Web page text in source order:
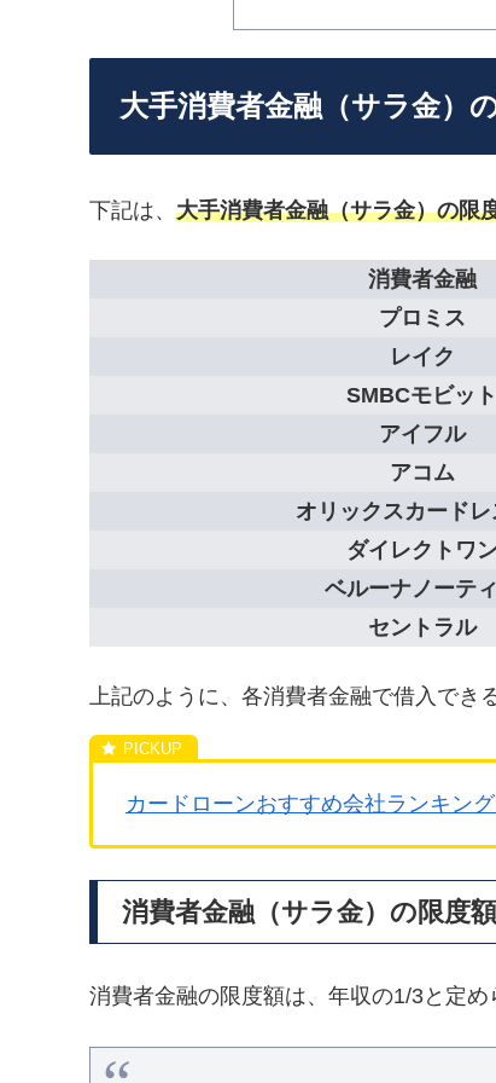
大手消費者金融（サラ金）
下記は、 大手消費者金融（サラ金）の限
消費者金融
プロミス
レイク
SMBCモビット
アイフル
アコム
オリックスカード
ダイレクトワ
ベルーナノーテ
セントラル
上記のように、各消費者金融で借入でき
カードローンおすすめ会社ランキン
消費者金融（サラ金）の限度
消費者金融の限度額は、年収の1/3と定め